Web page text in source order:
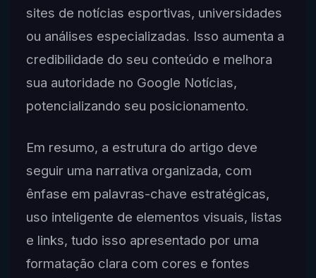
sites de notícias esportivas, universidades
ou análises especializadas. Isso aumenta a
credibilidade do seu conteúdo e melhora
sua autoridade no Google Notícias,
potencializando seu posicionamento.
Em resumo, a estrutura do artigo deve
seguir uma narrativa organizada, com
ênfase em palavras-chave estratégicas,
uso inteligente de elementos visuais, listas
e links, tudo isso apresentado por uma
formatação clara com cores e fontes